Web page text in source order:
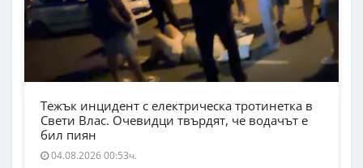
Тежък инцидент с електрическа тротинетка в
Свети Влас. Очевидци твърдят, че водачът е
бил пиян
04.08.2026 00:53ч.